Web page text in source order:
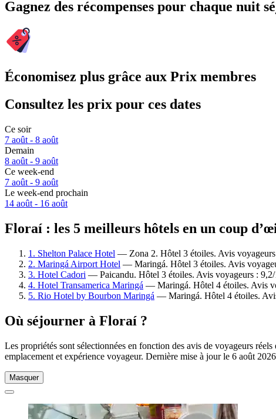
Gagnez des récompenses pour chaque nuit
Économisez plus grâce aux Prix membres
Consultez les prix pour ces dates
Ce soir
7 août - 8 août
Demain
8 août - 9 août
Ce week-end
7 août - 9 août
Le week-end prochain
14 août - 16 août
Floraí : les 5 meilleurs hôtels en un coup
1. Shelton Palace Hotel — Zona 2. Hôtel 3 étoiles. Avis
2. Maringá Airport Hotel — Maringá. Hôtel 3 étoiles. Avis
3. Hotel Cadori — Paicandu. Hôtel 3 étoiles. Avis voyageurs :
4. Hotel Transamerica Maringá — Maringá. Hôtel 4 étoiles. Avis
5. Rio Hotel by Bourbon Maringá — Maringá. Hôtel 4 étoiles.
Où séjourner à Floraí ?
Les propriétés sont sélectionnées en fonction des avis de voyageurs
emplacement et expérience voyageur. Dernière mise à jour le 6 août 2026
Masquer